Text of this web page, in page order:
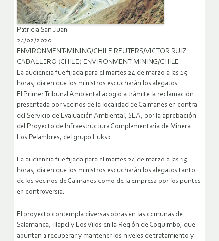
Patricia San Juan
24/02/2020
ENVIRONMENT-MINING/CHILE REUTERS/VICTOR RUIZ
CABALLERO (CHILE) ENVIRONMENT-MINING/CHILE
La audiencia fue fijada para el martes 24 de marzo a las 15
horas, día en que los ministros escucharán los alegatos.
El Primer Tribunal Ambiental acogió a trámite la reclamación
presentada por vecinos de la localidad de Caimanes en contra
del Servicio de Evaluación Ambiental, SEA, por la aprobación
del Proyecto de Infraestructura Complementaria de Minera
Los Pelambres, del grupo Luksic.
La audiencia fue fijada para el martes 24 de marzo a las 15
horas, día en que los ministros escucharán los alegatos tanto
de los vecinos de Caimanes como de la empresa por los puntos
en controversia.
El proyecto contempla diversas obras en las comunas de
Salamanca, Illapel y Los Vilos en la Región de Coquimbo, que
apuntan a recuperar y mantener los niveles de tratamiento y